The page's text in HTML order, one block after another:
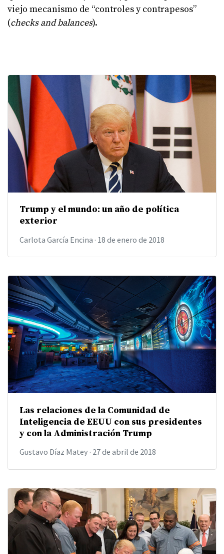
viejo mecanismo de “controles y contrapesos”
(checks and balances).
Trump y el mundo: un año de política
exterior
Carlota García Encina · 18 de enero de 2018
Las relaciones de la Comunidad de
Inteligencia de EEUU con sus presidentes
y con la Administración Trump
Gustavo Díaz Matey· 27 de abril de 2018